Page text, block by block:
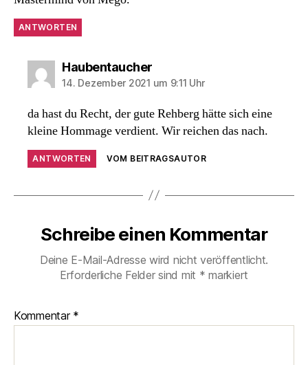
ANTWORTEN
Haubentauchersagt:
14. Dezember 2021 um 9:11 Uhr
da hast du Recht, der gute Rehberg hätte sich eine
kleine Hommage verdient. Wir reichen das nach.
ANTWORTEN VOM BEITRAGSAUTOR
Schreibe einen Kommentar
Deine E-Mail-Adresse wird nicht veröffentlicht.
Erforderliche Felder sind mit * markiert
Kommentar *